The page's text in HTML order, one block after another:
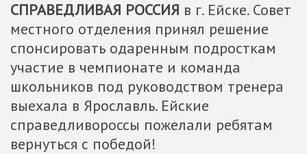
СПРАВЕДЛИВАЯ РОССИЯ в г. Ейске. Совет
местного отделения принял решение
спонсировать одаренным подросткам
участие в чемпионате и команда
школьников под руководством тренера
выехала в Ярославль. Ейские
справедливороссы пожелали ребятам
вернуться с победой!